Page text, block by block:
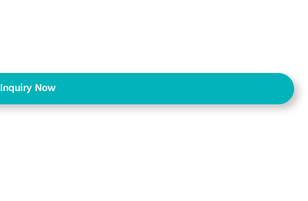
Inquiry Now